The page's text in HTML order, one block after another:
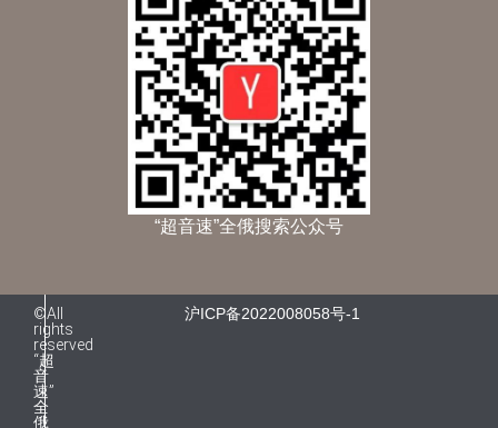
“超音速”全俄搜索公众号
©All
rights
reserved
“超
音
速”
全
俄
沪ICP备2022008058号-1